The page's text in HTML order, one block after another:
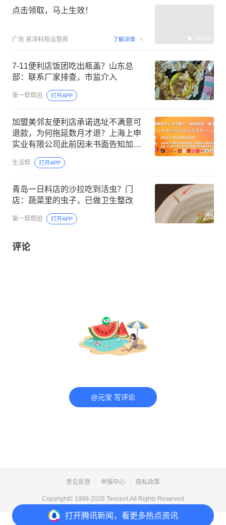
打开腾讯新闻，看更多热点资讯
点击领取，马上生效！
广告 易泽科技运营商 了解详情 00:09
7-11便利店饭团吃出瓶盖？山东总
部：联系厂家排查，市监介入
第一帮帮团 打开APP
加盟美邻友便利店承诺选址不满意可
退款，为何拖延数月才退？上海上申
实业有限公司此前因未书面告知加盟
商费用用途及退费相关规则等受处罚
生活帮 打开APP
青岛一日料店的沙拉吃到活虫？门
店：蔬菜里的虫子，已做卫生整改
第一帮帮团 打开APP
评论
@元宝 写评论
意见反馈 举报中心 隐私政策
Copyright© 1998-2026 Tencent.All Rights Reserved